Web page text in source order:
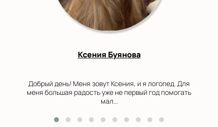
Ксения Буянова
Добрый день! Меня зовут Ксения, и я логопед. Для
меня большая радость уже не первый год помогать
мал...